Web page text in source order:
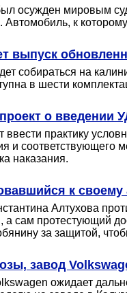
осужден мировым
Автомобиль, к
выпуск
собираться на
в шести
о введении
практику
и соответствующего
наказания.
к
Алтухова
а сам протестующий
за защитой,
завод
ожидает